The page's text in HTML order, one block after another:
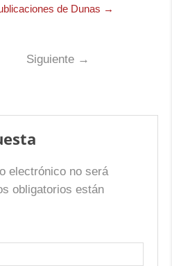
de Dunas →
Siguiente →
electrónico no será
obligatorios están